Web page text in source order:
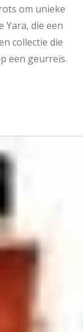
om unieke
Yara, die een
collectie die
een geurreis.